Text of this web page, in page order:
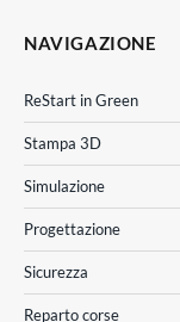
NAVIGAZIONE
ReStart in Green
Stampa 3D
Simulazione
Progettazione
Sicurezza
Reparto corse